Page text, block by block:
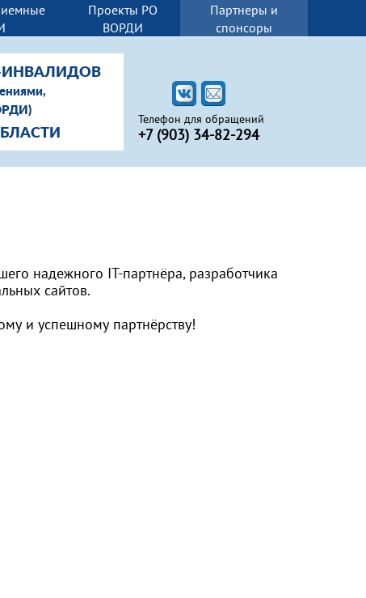
Проекты РО
ВОРДИ
Партнеры и
спонсоры
Телефон для обращений
+7 (903) 34-82-294
ИНВАЛИДОВ
надежного IT-партнёра, разработчика
сайтов.
и успешному партнёрству!